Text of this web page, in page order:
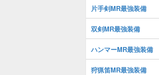
片手剣MR最強装備
双剣MR最強装備
ハンマーMR最強装備
狩猟笛MR最強装備